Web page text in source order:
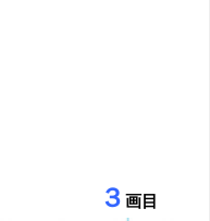
３ 画目